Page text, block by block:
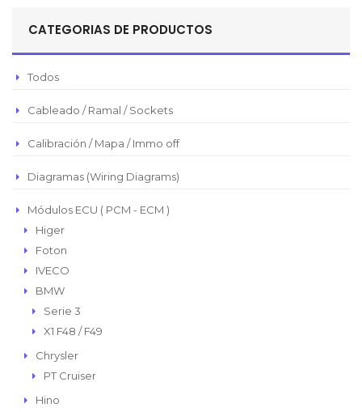
Pesos Mexicanos
Euro
Real Brasilero
CATEGORIAS DE PRODUCTOS
Todos
Cableado / Ramal / Sockets
Calibración / Mapa / Immo off
Diagramas (Wiring Diagrams)
Módulos ECU ( PCM - ECM )
Higer
Foton
IVECO
BMW
Serie 3
X1 F48 / F49
Chrysler
PT Cruiser
Hino